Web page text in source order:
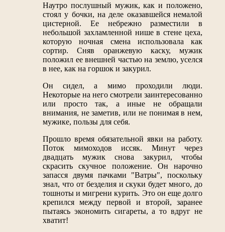
Наутро послушный мужик, как и положено,
стоял у бочки, на деле оказавшейся немалой
цистерной. Ее небрежно разместили в
небольшой захламленной нише в стене цеха,
которую ночная смена использовала как
сортир. Сняв оранжевую каску, мужик
положил ее внешней частью на землю, уселся
в нее, как на горшок и закурил.
Он сидел, а мимо проходили люди.
Некоторые на него смотрели заинтересованно
или просто так, а иные не обращали
внимания, не заметив, или не понимая в нем,
мужике, пользы для себя.
Прошло время обязательной явки на работу.
Поток мимоходов иссяк. Минут через
двадцать мужик снова закурил, чтобы
скрасить скучное положение. Он нарочно
запасся двумя пачками "Ватры", поскольку
знал, что от безделия и скуки будет много, до
тошноты и мигрени курить. Это он еще долго
крепился между первой и второй, заранее
пытаясь экономить сигареты, а то вдруг не
хватит!